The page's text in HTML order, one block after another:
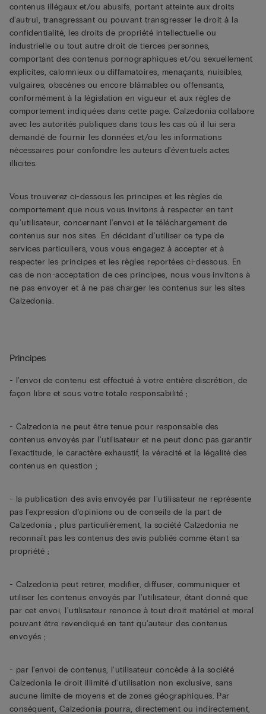
contenus illégaux et/ou abusifs, portant atteinte aux droits
d'autrui, transgressant ou pouvant transgresser le droit à la
confidentialité, les droits de propriété intellectuelle ou
industrielle ou tout autre droit de tierces personnes,
comportant des contenus pornographiques et/ou sexuellement
explicites, calomnieux ou diffamatoires, menaçants, nuisibles,
vulgaires, obscènes ou encore blâmables ou offensants,
conformément à la législation en vigueur et aux règles de
comportement indiquées dans cette page. Calzedonia collabore
avec les autorités publiques dans tous les cas où il lui sera
demandé de fournir les données et/ou les informations
nécessaires pour confondre les auteurs d'éventuels actes
illicites.
Vous trouverez ci-dessous les principes et les règles de
comportement que nous vous invitons à respecter en tant
qu'utilisateur, concernant l'envoi et le téléchargement de
contenus sur nos sites. En décidant d'utiliser ce type de
services particuliers, vous vous engagez à accepter et à
respecter les principes et les règles reportées ci-dessous. En
cas de non-acceptation de ces principes, nous vous invitons à
ne pas envoyer et à ne pas charger les contenus sur les sites
Calzedonia.
Principes
- l'envoi de contenu est effectué à votre entière discrétion, de
façon libre et sous votre totale responsabilité ;
- Calzedonia ne peut être tenue pour responsable des
contenus envoyés par l'utilisateur et ne peut donc pas garantir
l'exactitude, le caractère exhaustif, la véracité et la légalité des
contenus en question ;
- la publication des avis envoyés par l'utilisateur ne représente
pas l'expression d'opinions ou de conseils de la part de
Calzedonia ; plus particulièrement, la société Calzedonia ne
reconnaît pas les contenus des avis publiés comme étant sa
propriété ;
- Calzedonia peut retirer, modifier, diffuser, communiquer et
utiliser les contenus envoyés par l'utilisateur, étant donné que
par cet envoi, l'utilisateur renonce à tout droit matériel et moral
pouvant être revendiqué en tant qu'auteur des contenus
envoyés ;
- par l'envoi de contenus, l'utilisateur concède à la société
Calzedonia le droit illimité d'utilisation non exclusive, sans
aucune limite de moyens et de zones géographiques. Par
conséquent, Calzedonia pourra, directement ou indirectement,